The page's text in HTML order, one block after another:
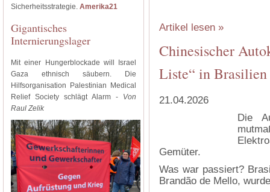
Sicherheitsstrategie. Amerika21
Gigantisches
Internierungslager
Mit einer Hungerblockade will Israel
Gaza ethnisch säubern. Die
Hilfsorganisation Palestinian Medical
Relief Society schlägt Alarm - Von
Raul Zelik
Artikel lesen »
Chinesischer
Liste“ in Brasilien
21.04.2026
Die
Gemüter.
Was war passiert?
Brandão de Mello,